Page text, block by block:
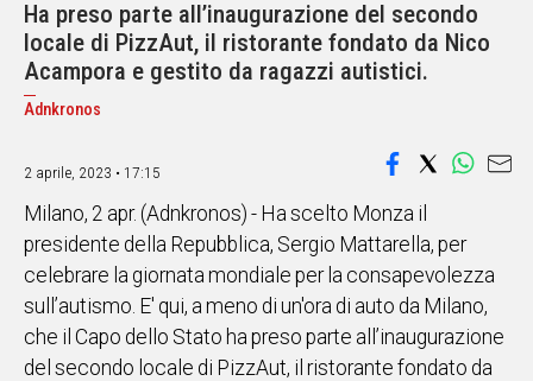
CAMPIDANO
ALTRE
NOTIZIE
IN
NEL
MONDO
SPORT
EVENTI
STORIE
Ha preso parte all’inaugurazione del secondo
locale di PizzAut, il ristorante fondato da Nico
Acampora e gestito da ragazzi autistici.
Adnkronos
2 aprile, 2023 • 17:15
Milano, 2 apr. (Adnkronos) - Ha scelto Monza il
presidente della Repubblica, Sergio Mattarella, per
celebrare la giornata mondiale per la consapevolezza
sull’autismo. E' qui, a meno di un'ora di auto da Milano,
che il Capo dello Stato ha preso parte all’inaugurazione
del secondo locale di PizzAut, il ristorante fondato da